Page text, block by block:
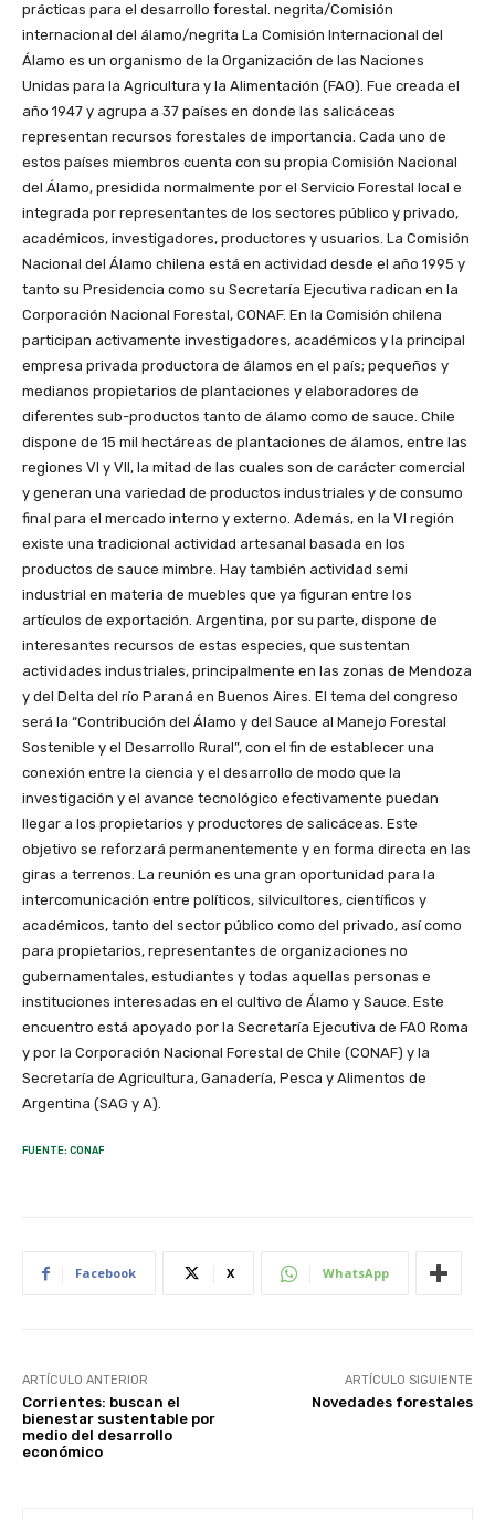
prácticas para el desarrollo forestal. negrita/Comisión
internacional del álamo/negrita La Comisión Internacional del
Álamo es un organismo de la Organización de las Naciones
Unidas para la Agricultura y la Alimentación (FAO). Fue creada el
año 1947 y agrupa a 37 países en donde las salicáceas
representan recursos forestales de importancia. Cada uno de
estos países miembros cuenta con su propia Comisión Nacional
del Álamo, presidida normalmente por el Servicio Forestal local e
integrada por representantes de los sectores público y privado,
académicos, investigadores, productores y usuarios. La Comisión
Nacional del Álamo chilena está en actividad desde el año 1995 y
tanto su Presidencia como su Secretaría Ejecutiva radican en la
Corporación Nacional Forestal, CONAF. En la Comisión chilena
participan activamente investigadores, académicos y la principal
empresa privada productora de álamos en el país; pequeños y
medianos propietarios de plantaciones y elaboradores de
diferentes sub-productos tanto de álamo como de sauce. Chile
dispone de 15 mil hectáreas de plantaciones de álamos, entre las
regiones VI y VII, la mitad de las cuales son de carácter comercial
y generan una variedad de productos industriales y de consumo
final para el mercado interno y externo. Además, en la VI región
existe una tradicional actividad artesanal basada en los
productos de sauce mimbre. Hay también actividad semi
industrial en materia de muebles que ya figuran entre los
artículos de exportación. Argentina, por su parte, dispone de
interesantes recursos de estas especies, que sustentan
actividades industriales, principalmente en las zonas de Mendoza
y del Delta del río Paraná en Buenos Aires. El tema del congreso
será la “Contribución del Álamo y del Sauce al Manejo Forestal
Sostenible y el Desarrollo Rural”, con el fin de establecer una
conexión entre la ciencia y el desarrollo de modo que la
investigación y el avance tecnológico efectivamente puedan
llegar a los propietarios y productores de salicáceas. Este
objetivo se reforzará permanentemente y en forma directa en las
giras a terrenos. La reunión es una gran oportunidad para la
intercomunicación entre políticos, silvicultores, científicos y
académicos, tanto del sector público como del privado, así como
para propietarios, representantes de organizaciones no
gubernamentales, estudiantes y todas aquellas personas e
instituciones interesadas en el cultivo de Álamo y Sauce. Este
encuentro está apoyado por la Secretaría Ejecutiva de FAO Roma
y por la Corporación Nacional Forestal de Chile (CONAF) y la
Secretaría de Agricultura, Ganadería, Pesca y Alimentos de
Argentina (SAG y A).
FUENTE: CONAF
Facebook X WhatsApp
ARTÍCULO ANTERIOR
Corrientes: buscan el
bienestar sustentable por
medio del desarrollo
económico
ARTÍCULO SIGUIENTE
Novedades forestales